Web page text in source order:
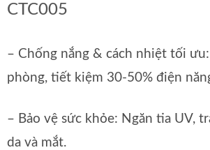
CTC005
– Chống nắng & cách nhiệt tối
phòng, tiết kiệm 30-50% điện
– Bảo vệ sức khỏe: Ngăn tia UV,
da và mắt.